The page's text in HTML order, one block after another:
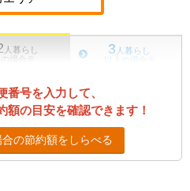
人暮らし
の場合
※
3 人暮らし
以上の場合
番号を入力して、
額の目安を確認できます！
の節約額をしらべる